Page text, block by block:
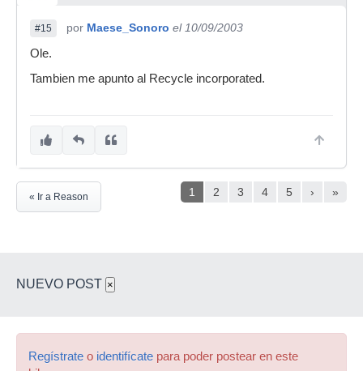
#15 por Maese_Sonoro el 10/09/2003
Ole.
Tambien me apunto al Recycle incorporated.
1 2 3 4 5 › »
« Ir a Reason
NUEVO POST ×
Regístrate o identifícate para poder postear en este